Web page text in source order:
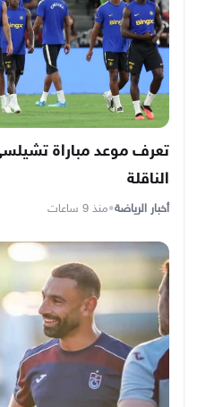
تعرف موعد مباراة
الناقلة
أخبار الرياضة•منذ 9 ساعات